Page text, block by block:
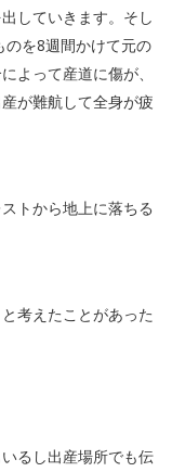
していきます。そし
のを8週間かけて元の
よって産道に傷が、
が難航して全身が疲
トから地上に落ちる
考えたことがあった
るし出産場所でも伝